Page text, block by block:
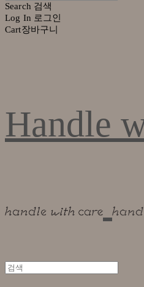
Search 검색
Log In 로그인
Cart장바구니
Handle